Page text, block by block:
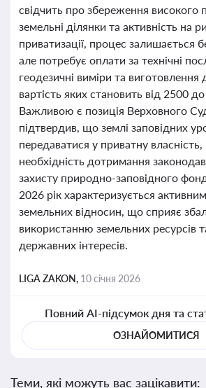
свідчить про збереження високого
земельні ділянки та активність на
приватизації, процес залишається
але потребує оплати за технічні
геодезичні виміри та виготовлення
вартість яких становить від 2500
Важливою є позиція Верховного
підтвердив, що землі заповідних
передаватися у приватну
необхідність дотримання
захисту природно-заповідного
2026 рік характеризується
земельних відносин, що сприяє
використанню земельних ресурсів
державних інтересів.
LIGA ZAKON, 10 січня 2026
Повний AI-підсумок дня та
ОЗНАЙОМИТИСЯ
Теми, які можуть вас зацікавити: